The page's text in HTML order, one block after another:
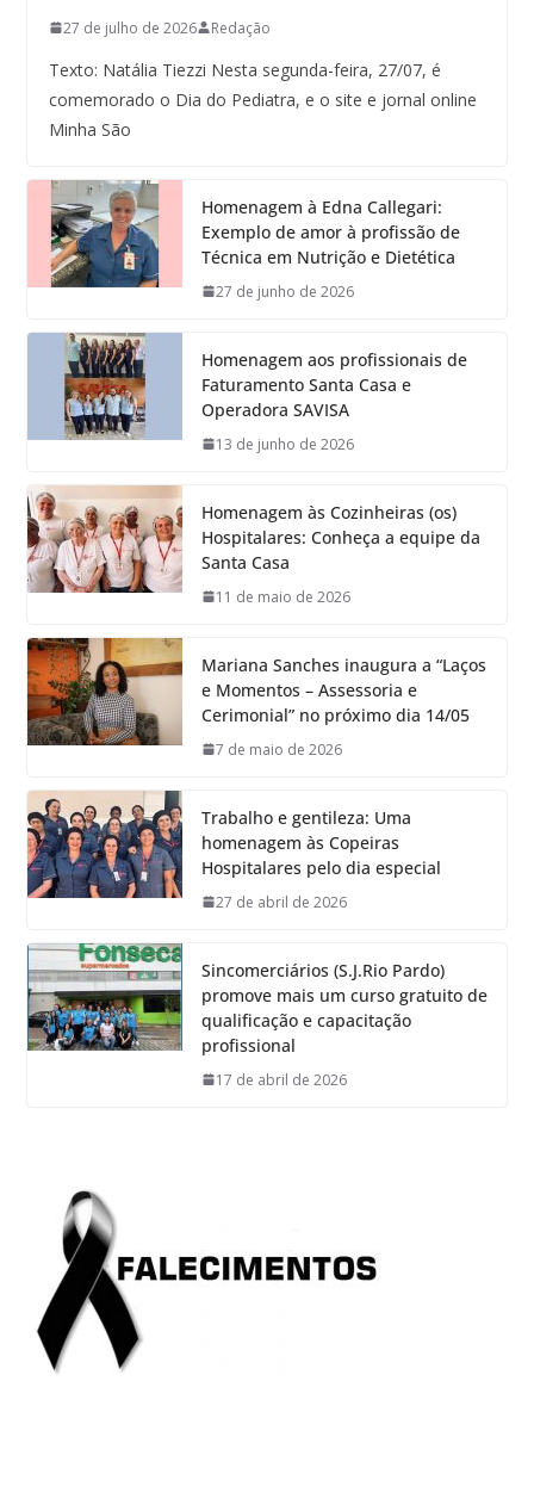
27 de julho de 2026 Redação
Texto: Natália Tiezzi Nesta segunda-feira, 27/07, é
comemorado o Dia do Pediatra, e o site e jornal online
Minha São
Homenagem à Edna Callegari:
Exemplo de amor à profissão de
Técnica em Nutrição e Dietética
27 de junho de 2026
Homenagem aos profissionais de
Faturamento Santa Casa e
Operadora SAVISA
13 de junho de 2026
Homenagem às Cozinheiras (os)
Hospitalares: Conheça a equipe da
Santa Casa
11 de maio de 2026
Mariana Sanches inaugura a “Laços
e Momentos – Assessoria e
Cerimonial” no próximo dia 14/05
7 de maio de 2026
Trabalho e gentileza: Uma
homenagem às Copeiras
Hospitalares pelo dia especial
27 de abril de 2026
Sincomerciários (S.J.Rio Pardo)
promove mais um curso gratuito de
qualificação e capacitação
profissional
17 de abril de 2026